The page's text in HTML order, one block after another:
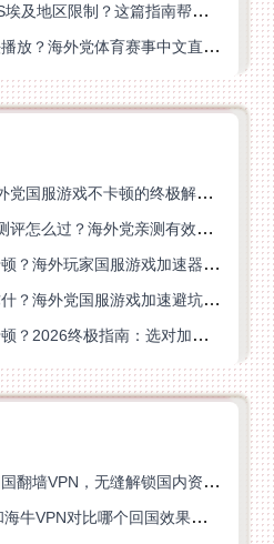
在国外看世界杯阿根廷VS埃及地区限制？这篇指南帮你搞定中文直播+解说
在香港看抖音世界杯无法播放？海外党体育赛事中文直播终极指南
在英国打激战2卡吗？海外党国服游戏不卡顿的终极解决方案
放开那三国3海外加速器测评怎么过？海外党亲测有效的国服游戏加速指南
英国怎么玩巅峰战舰不卡顿？海外玩家国服游戏加速器终极指南
印尼的人怎么玩战双帕弥什？海外党国服游戏加速避坑指南
在美国玩天涯明月刀总卡顿？2026终极指南：选对加速器让你丝滑连招
海外党必看：如何选对回国翻墙VPN，无缝解锁国内资源？
ChickCN VPN好用吗？和海牛VPN对比哪个回国效果更好？